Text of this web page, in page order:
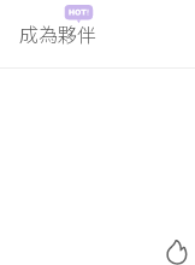
成為夥伴
最熱